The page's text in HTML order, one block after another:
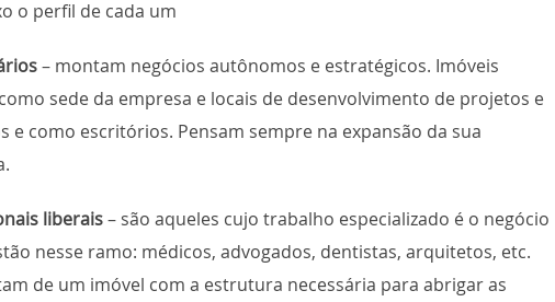
o perfil de cada um
– montam negócios autônomos e estratégicos. Imóveis
sede da empresa e locais de desenvolvimento de projetos e
e como escritórios. Pensam sempre na expansão da sua
liberais– são aqueles cujo trabalho especializado é o negócio
nesse ramo: médicos, advogados, dentistas, arquitetos, etc.
de um imóvel com a estrutura necessária para abrigar as